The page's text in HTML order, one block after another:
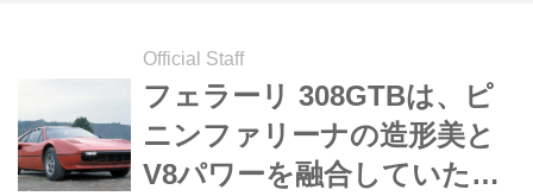
Official Staff
フェラーリ 308GTBは、ピ
ニンファリーナの造形美と
V8パワーを融合していた